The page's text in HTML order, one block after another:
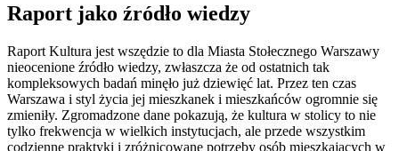
Raport jako źródło wiedzy
Raport Kultura jest wszędzie to dla Miasta Stołecznego Warszawy
nieocenione źródło wiedzy, zwłaszcza że od ostatnich tak
kompleksowych badań minęło już dziewięć lat. Przez ten czas
Warszawa i styl życia jej mieszkanek i mieszkańców ogromnie się
zmieniły. Zgromadzone dane pokazują, że kultura w stolicy to nie
tylko frekwencja w wielkich instytucjach, ale przede wszystkim
codzienne praktyki i zróżnicowane potrzeby osób mieszkających w